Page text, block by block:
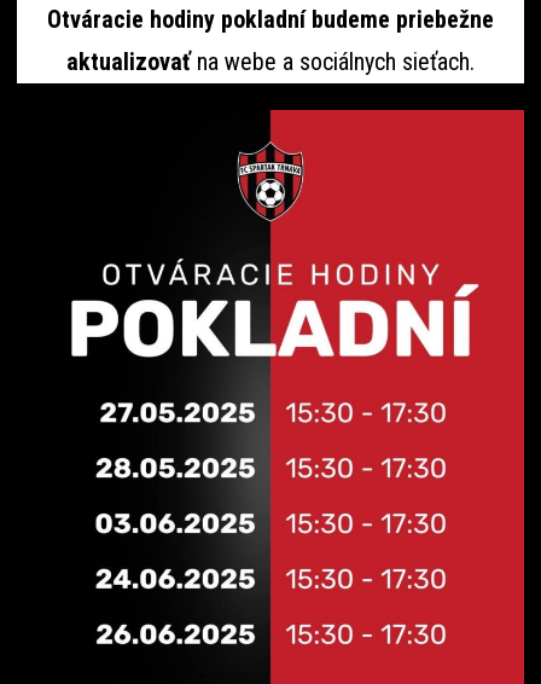
Otváracie hodiny pokladní budeme priebežne
aktualizovaťna webe a sociálnych sieťach.